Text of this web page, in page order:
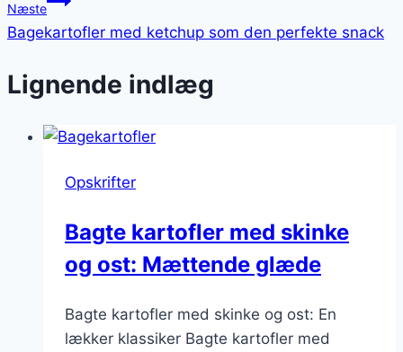
Næste
Bagekartofler med ketchup som den perfekte snack
Lignende indlæg
Opskrifter
Bagte kartofler med skinke
og ost: Mættende glæde
Bagte kartofler med skinke og ost: En
lækker klassiker Bagte kartofler med